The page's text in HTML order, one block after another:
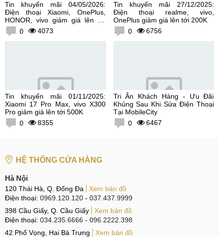
Tin khuyến mãi 04/05/2026:
Điện thoại Xiaomi, OnePlus,
HONOR, vivo giảm giá lên tới
300K0 4073
Tin khuyến mãi 27/12/2025:
Điện thoại realme, vivo,
OnePlus giảm giá lên tới 200K
0
6756
Tin khuyến mãi 01/11/2025:
Xiaomi 17 Pro Max, vivo X300
Pro giảm giá lên tới 500K
0
8355
Tri Ân Khách Hàng - Ưu Đãi
Khủng Sau Khi Sửa Điện Thoại
Tại MobileCity
0
6467
HỆ THỐNG CỬA HÀNG
Hà Nội
120 Thái Hà, Q. Đống Đa
Xem bản đồ
Điện thoại: 0969.120.120 - 037.437.9999
398 Cầu Giấy, Q. Cầu Giấy
Xem bản đồ
Điện thoại: 034.235.6666 - 096.2222.398
42 Phố Vọng, Hai Bà Trưng
Xem bản đồ